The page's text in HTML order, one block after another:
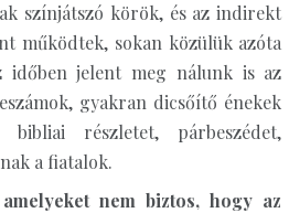
színjátszó körök, és az indirekt
működtek, sokan közülük azóta
időben jelent meg nálunk is az
gyakran dicsőítő énekek
részletet, párbeszédet,
a fiatalok.
nem biztos, hogy az